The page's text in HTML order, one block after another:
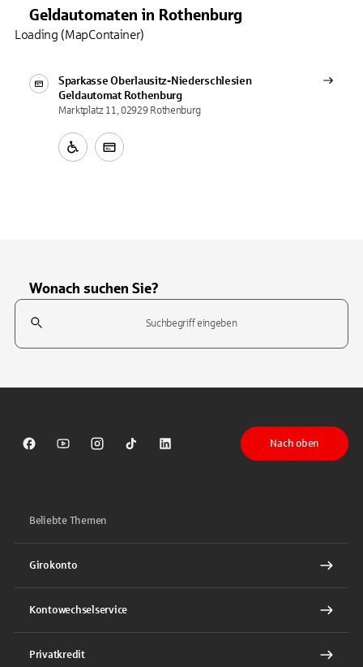
Geldautomaten in Rothenburg
Sparkasse Oberlausitz-Niederschlesien
Geldautomat Rothenburg
Marktplatz 11, 02929 Rothenburg
Loading (MapContainer)
Wonach suchen Sie?
Suchfeld
Sparkasse auf Facebook
Sparkasse auf Youtube
Sparkasse auf Instagram
Sparkasse auf TikTok
Sparkasse auf LinkedIn
Nach oben
Beliebte Themen
Girokonto
Kontowechselservice
Privatkredit